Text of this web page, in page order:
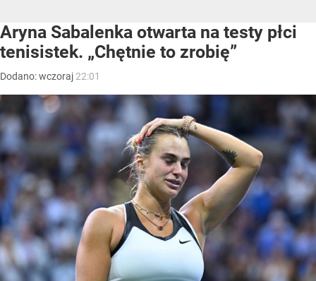
Aryna Sabalenka otwarta na testy płci
tenisistek. „Chętnie to zrobię”
Dodano:wczoraj 22:01